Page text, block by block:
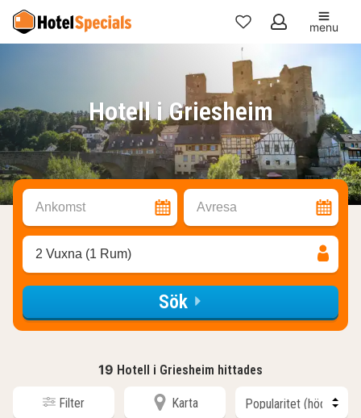
Mina
favoriter
menu
Hotell i Griesheim
Ankomst Avresa
2 Vuxna (1 Rum)
Sök
19 Hotell i Griesheim hittades
Filter Karta